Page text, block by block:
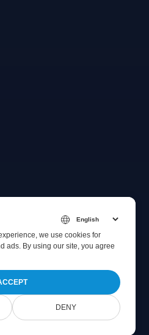
we use cookies for
ads. By using our site, you agree
DENY